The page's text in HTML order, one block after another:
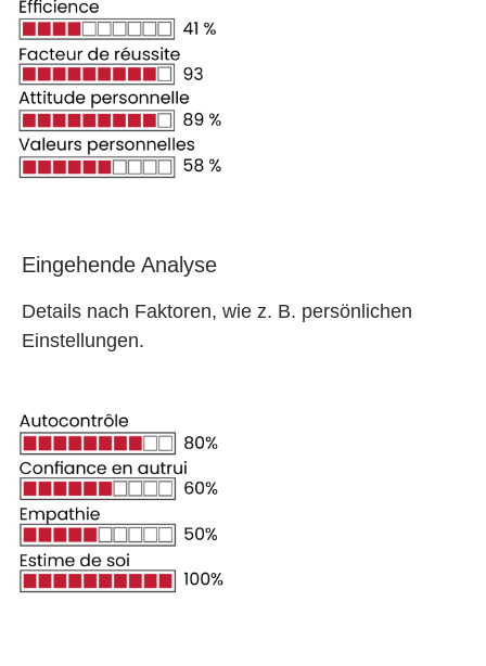
Eingehende Analyse
Details nach Faktoren, wie z. B. persönlichen
Einstellungen.